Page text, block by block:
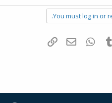
You must log in or
Tumblr
WhatsAppדואר אלקטרוני